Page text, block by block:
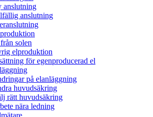
anslutning
anslutning
solen
elproduktion
för egenproducerad el
på elanläggning
huvudsäkring
rätt huvudsäkring
nära ledning